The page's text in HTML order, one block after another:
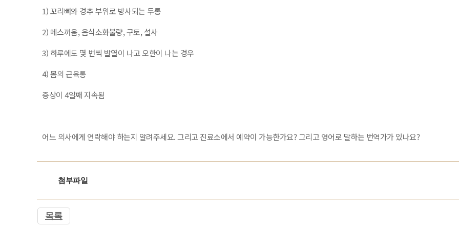
1) 꼬리뼈와 경추 부위로 방사되는 두통
2) 메스꺼움, 음식소화불량, 구토, 설사
3) 하루에도 몇 번씩 발열이 나고 오한이 나는 경우
4) 몸의 근육통
증상이 4일째 지속됨
어느 의사에게 연락해야 하는지 알려주세요. 그리고 진료소에서 예약이 가능한가요? 그리고 영어로 말하는 번역가가 있나요?
첨부파일
목록